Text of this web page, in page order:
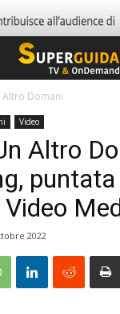
Altro Domani
Video
Altro
puntata
2022